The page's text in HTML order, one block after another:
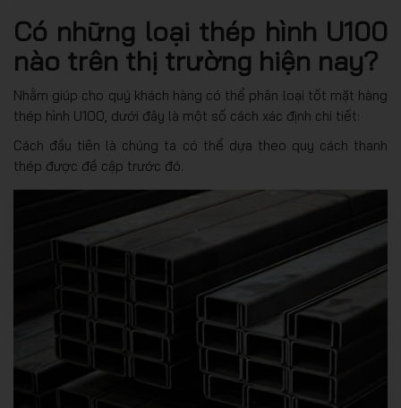
Có những loại thép hình U100
nào trên thị trường hiện nay?
Nhằm giúp cho quý khách hàng có thể phân loại tốt mặt hàng
thép hình U100, dưới đây là một số cách xác định chi tiết:
Cách đầu tiên là chúng ta có thể dựa theo quy cách thanh
thép được đề cập trước đó.